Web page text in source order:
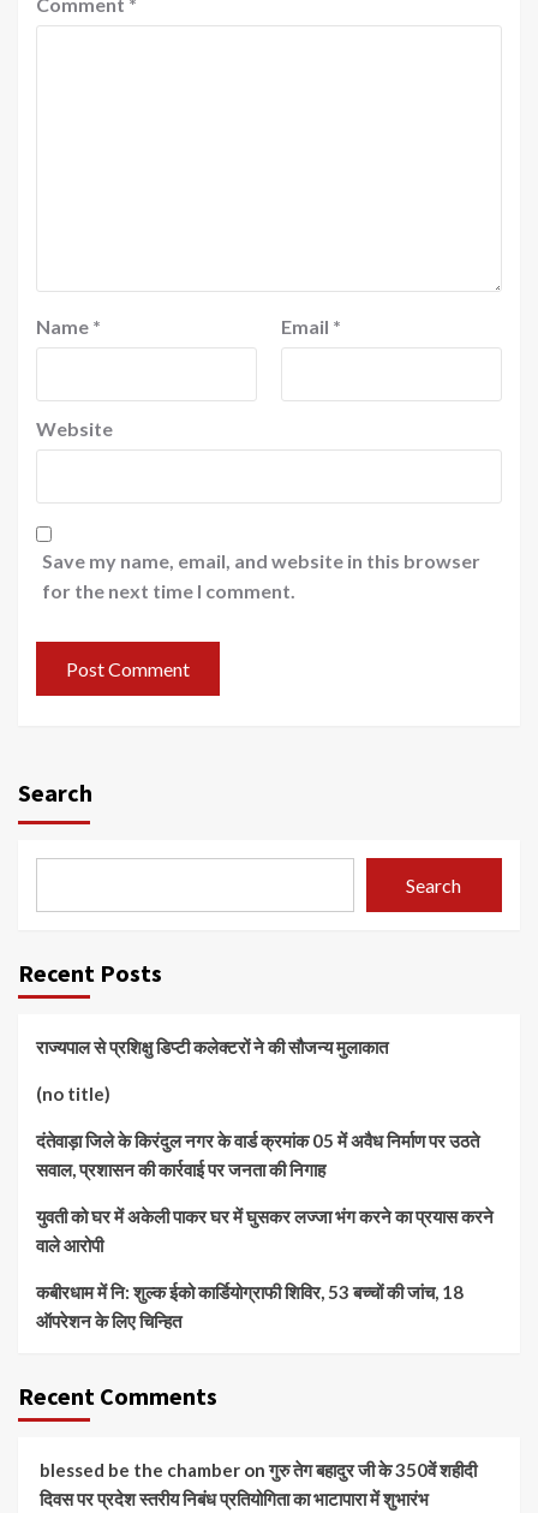
Name * Email *
Website
Save my name, email, and website in this browser
for the next time I comment.
Search
Search
Recent Posts
राज्यपाल से प्रशिक्षु डिप्टी कलेक्टरों ने की सौजन्य मुलाकात
(no title)
दंतेवाड़ा जिले के किरंदुल नगर के वार्ड क्रमांक 05 में अवैध निर्माण पर उठते
सवाल, प्रशासन की कार्रवाई पर जनता की निगाह
युवती को घर में अकेली पाकर घर में घुसकर लज्जा भंग करने का प्रयास करने
वाले आरोपी
कबीरधाम में नि: शुल्क ईको कार्डियोग्राफी शिविर, 53 बच्चों की जांच, 18
ऑपरेशन के लिए चिन्हित
Recent Comments
blessed be the chamber onगुरु तेग बहादुर जी के 350वें शहीदी
दिवस पर प्रदेश स्तरीय निबंध प्रतियोगिता का भाटापारा में शुभारंभ